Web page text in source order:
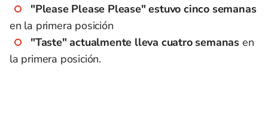
"Please Please Please" estuvo cinco semanas
en la primera posición
"Taste" actualmente lleva cuatro semanas en
la primera posición.